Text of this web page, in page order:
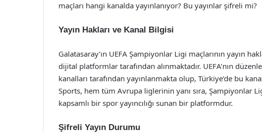
maçları hangi kanalda yayınlanıyor? Bu yayınlar şifreli mi?
Yayın Hakları ve Kanal Bilgisi
Galatasaray’ın UEFA Şampiyonlar Ligi maçlarının yayın
dijital platformlar tarafından alınmaktadır. UEFA’nın
kanalları tarafından yayınlanmakta olup, Türkiye’de bu
Sports, hem tüm Avrupa liglerinin yanı sıra, Şampiyonlar
kapsamlı bir spor yayıncılığı sunan bir platformdur.
Şifreli Yayın Durumu